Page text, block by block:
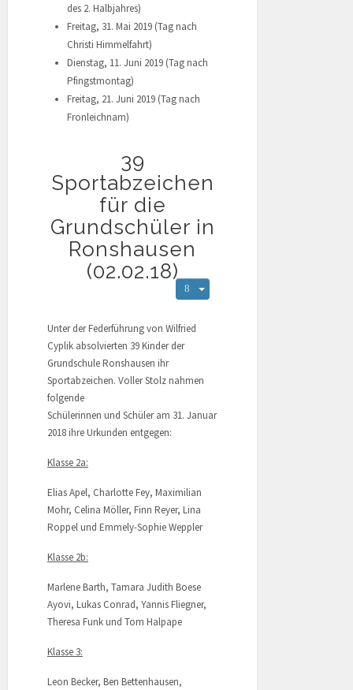
des 2. Halbjahres)
Freitag, 31. Mai 2019 (Tag nach
Christi Himmelfahrt)
Dienstag, 11. Juni 2019 (Tag nach
Pfingstmontag)
Freitag, 21. Juni 2019 (Tag nach
Fronleichnam)
39
Sportabzeichen
für die
Grundschüler in
Ronshausen
(02.02.18)
Unter der Federführung von Wilfried
Cyplik absolvierten 39 Kinder der
Grundschule Ronshausen ihr
Sportabzeichen. Voller Stolz nahmen
folgende
Schülerinnen und Schüler am 31. Januar
2018 ihre Urkunden entgegen:
Klasse 2a:
Elias Apel, Charlotte Fey, Maximilian
Mohr, Celina Möller, Finn Reyer, Lina
Roppel und Emmely-Sophie Weppler
Klasse 2b:
Marlene Barth, Tamara Judith Boese
Ayovi, Lukas Conrad, Yannis Fliegner,
Theresa Funk und Tom Halpape
Klasse 3:
Leon Becker, Ben Bettenhausen,